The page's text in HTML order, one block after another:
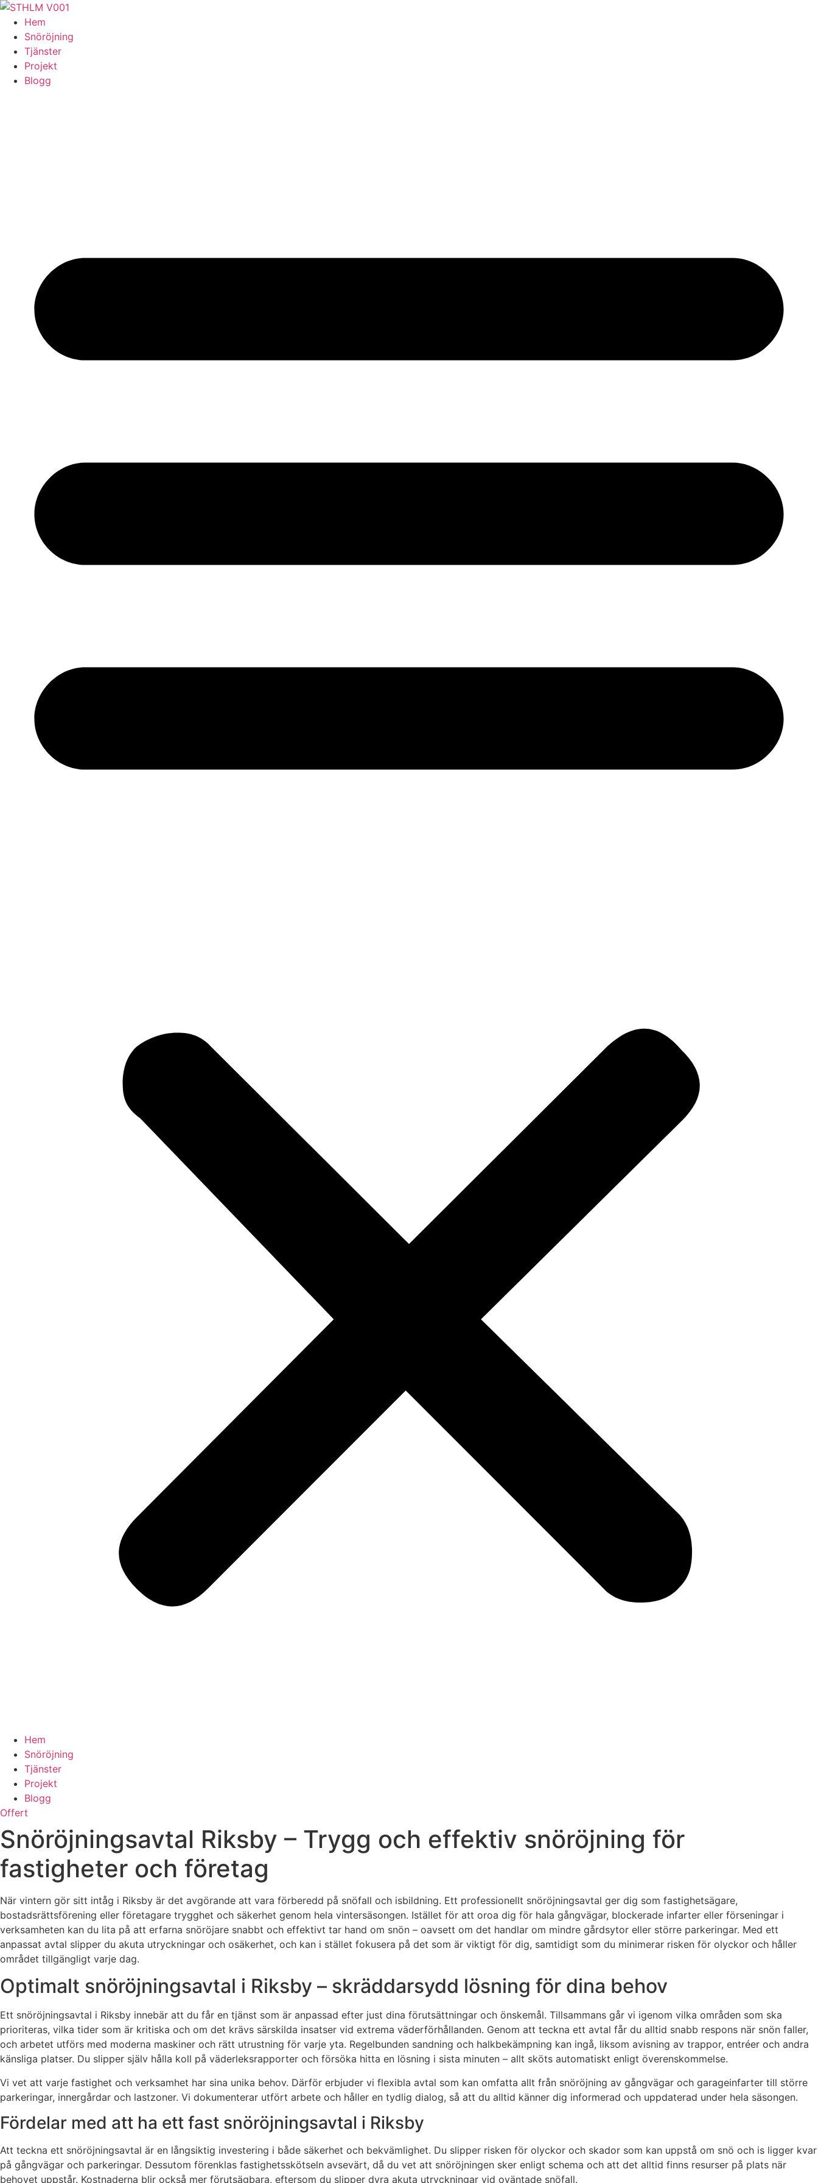
Skip
content
Hem
Snöröjning
Tjänster
Projekt
Blogg
Hem
Snöröjning
Tjänster
Projekt
Blogg
Offert
Snöröjningsavtal Riksby – Trygg och effektiv snöröjning för
fastigheter och företag
När vintern gör sitt intåg i Riksby är det avgörande att vara förberedd på snöfall och isbildning. Ett professionellt snöröjningsavtal ger dig som fastighetsägare,
bostadsrättsförening eller företagare trygghet och säkerhet genom hela vintersäsongen. Istället för att oroa dig för hala gångvägar, blockerade infarter eller förseningar i
verksamheten kan du lita på att erfarna snöröjare snabbt och effektivt tar hand om snön – oavsett om det handlar om mindre gårdsytor eller större parkeringar. Med ett
anpassat avtal slipper du akuta utryckningar och osäkerhet, och kan i stället fokusera på det som är viktigt för dig, samtidigt som du minimerar risken för olyckor och håller
området tillgängligt varje dag.
Optimalt snöröjningsavtal i Riksby – skräddarsydd lösning för dina behov
Ett snöröjningsavtal i Riksby innebär att du får en tjänst som är anpassad efter just dina förutsättningar och önskemål. Tillsammans går vi igenom vilka områden som ska
prioriteras, vilka tider som är kritiska och om det krävs särskilda insatser vid extrema väderförhållanden. Genom att teckna ett avtal får du alltid snabb respons när snön faller,
och arbetet utförs med moderna maskiner och rätt utrustning för varje yta. Regelbunden sandning och halkbekämpning kan ingå, liksom avisning av trappor, entréer och andra
känsliga platser. Du slipper själv hålla koll på väderleksrapporter och försöka hitta en lösning i sista minuten – allt sköts automatiskt enligt överenskommelse.
Vi vet att varje fastighet och verksamhet har sina unika behov. Därför erbjuder vi flexibla avtal som kan omfatta allt från snöröjning av gångvägar och garageinfarter till större
parkeringar, innergårdar och lastzoner. Vi dokumenterar utfört arbete och håller en tydlig dialog, så att du alltid känner dig informerad och uppdaterad under hela säsongen.
Fördelar med att ha ett fast snöröjningsavtal i Riksby
Att teckna ett snöröjningsavtal är en långsiktig investering i både säkerhet och bekvämlighet. Du slipper risken för olyckor och skador som kan uppstå om snö och is ligger kvar
på gångvägar och parkeringar. Dessutom förenklas fastighetsskötseln avsevärt, då du vet att snöröjningen sker enligt schema och att det alltid finns resurser på plats när
behovet uppstår. Kostnaderna blir också mer förutsägbara, eftersom du slipper dyra akuta utryckningar vid oväntade snöfall.